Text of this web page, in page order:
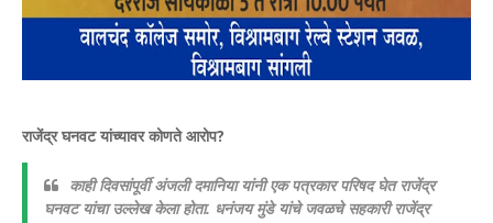
राजेंद्र घनवट यांच्यावर कोणते आरोप?
काही दिवसांपूर्वी अंजली दमानिया यांनी एक पत्रकार परिषद घेत राजेंद्र
घनवट यांचा उल्लेख केला होता. धनंजय मुंडे यांचे जवळचे सहकारी राजेंद्र